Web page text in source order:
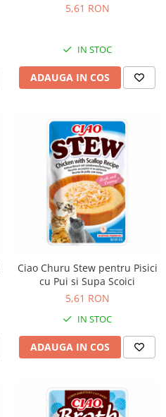
5,61 RON
IN STOC
ADAUGA IN COS
Ciao Churu Stew pentru Pisici
cu Pui si Supa Scoici
5,61 RON
IN STOC
ADAUGA IN COS